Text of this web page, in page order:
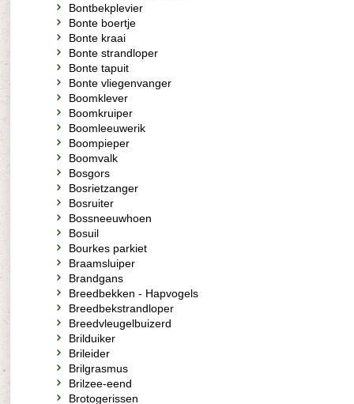
Bontbekplevier
Bonte boertje
Bonte kraai
Bonte strandloper
Bonte tapuit
Bonte vliegenvanger
Boomklever
Boomkruiper
Boomleeuwerik
Boompieper
Boomvalk
Bosgors
Bosrietzanger
Bosruiter
Bossneeuwhoen
Bosuil
Bourkes parkiet
Braamsluiper
Brandgans
Breedbekken - Hapvogels
Breedbekstrandloper
Breedvleugelbuizerd
Brilduiker
Brileider
Brilgrasmus
Brilzee-eend
Brotogerissen